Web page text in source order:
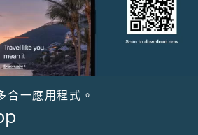
合一應用程式。